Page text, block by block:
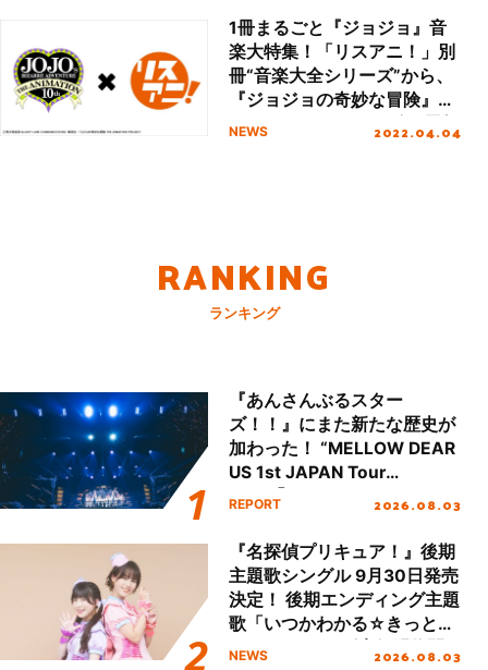
1冊まるごと『ジョジョ』音
楽大特集！「リスアニ！」別
冊“音楽大全シリーズ”から、
『ジョジョの奇妙な冒険』ア
ニメーションシリーズ10周年
NEWS 2022.04.04
RANKING
ランキング
『あんさんぶるスター
ズ！！』にまた新たな歴史が
加わった！ “MELLOW DEAR
US 1st JAPAN Tour
Final「NICE to meet YOU
ート!!
REPORT 2026.08.03
『名探偵プリキュア！』後期
主題歌シングル 9月30日発売
決定！ 後期エンディング主題
歌「いつかわかる☆きっとあ
える」TVサイズ先行配信開
NEWS 2026.08.03